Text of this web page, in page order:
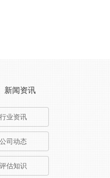
新闻资讯
行业资讯
公司动态
评估知识